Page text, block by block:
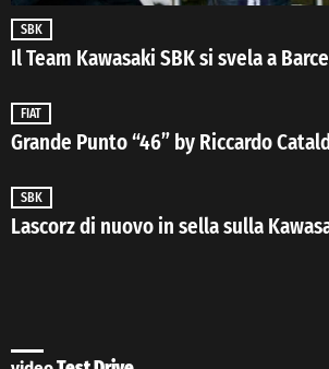
SBK
Il Team Kawasaki SBK si svela a
FIAT
Grande Punto “46” by Riccardo
SBK
Lascorz di nuovo in sella sulla